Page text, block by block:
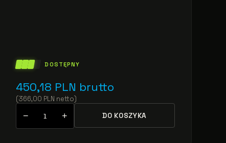
DOSTĘPNY
450,18 PLN brutto
(366,00 PLN netto)
− + DO KOSZYKA